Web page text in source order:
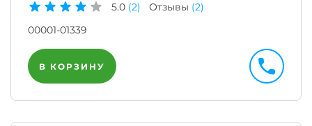
5.0 (2) Отзывы (2)
00001-01339
В КОРЗИНУ